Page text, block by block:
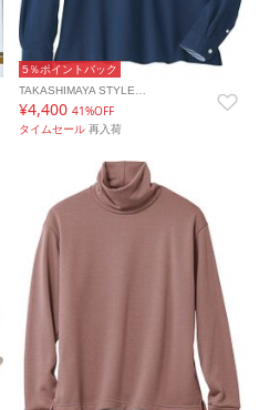
5％ポイントバック
TAKASHIMAYA STYLE…
¥4,40041%OFF
タイムセール再入荷